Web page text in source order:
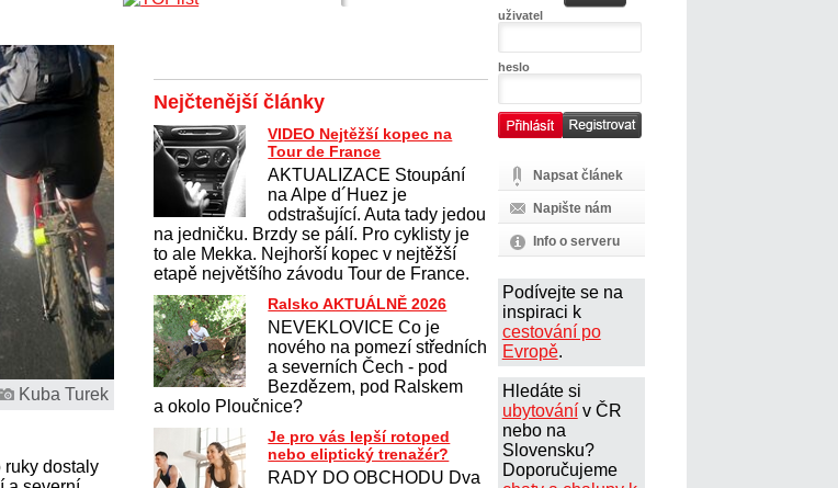
Kuba Turek
ruky dostaly
uživatel
heslo
Napsat článek
Napište nám
Info o serveru
Podívejte se na
inspiraci k
cestování po
Evropě.
Hledáte si
ubytovánív ČR
nebo na
Slovensku?
Doporučujeme
Nejčtenější články
VIDEO Nejtěžší kopec na
Tour de France
AKTUALIZACE Stoupání
na Alpe d´Huez je
odstrašující. Auta tady jedou
na jedničku. Brzdy se pálí. Pro cyklisty je
to ale Mekka. Nejhorší kopec v nejtěžší
etapě největšího závodu Tour de France.
Ralsko AKTUÁLNĚ 2026
NEVEKLOVICE Co je
nového na pomezí středních
a severních Čech - pod
Bezdězem, pod Ralskem
a okolo Ploučnice?
Je pro vás lepší rotoped
nebo eliptický trenažér?
RADY DO OBCHODU Dva